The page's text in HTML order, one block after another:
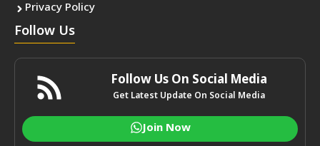
Privacy Policy
Follow Us
Follow Us On Social Media
Get Latest Update On Social Media
Join Now